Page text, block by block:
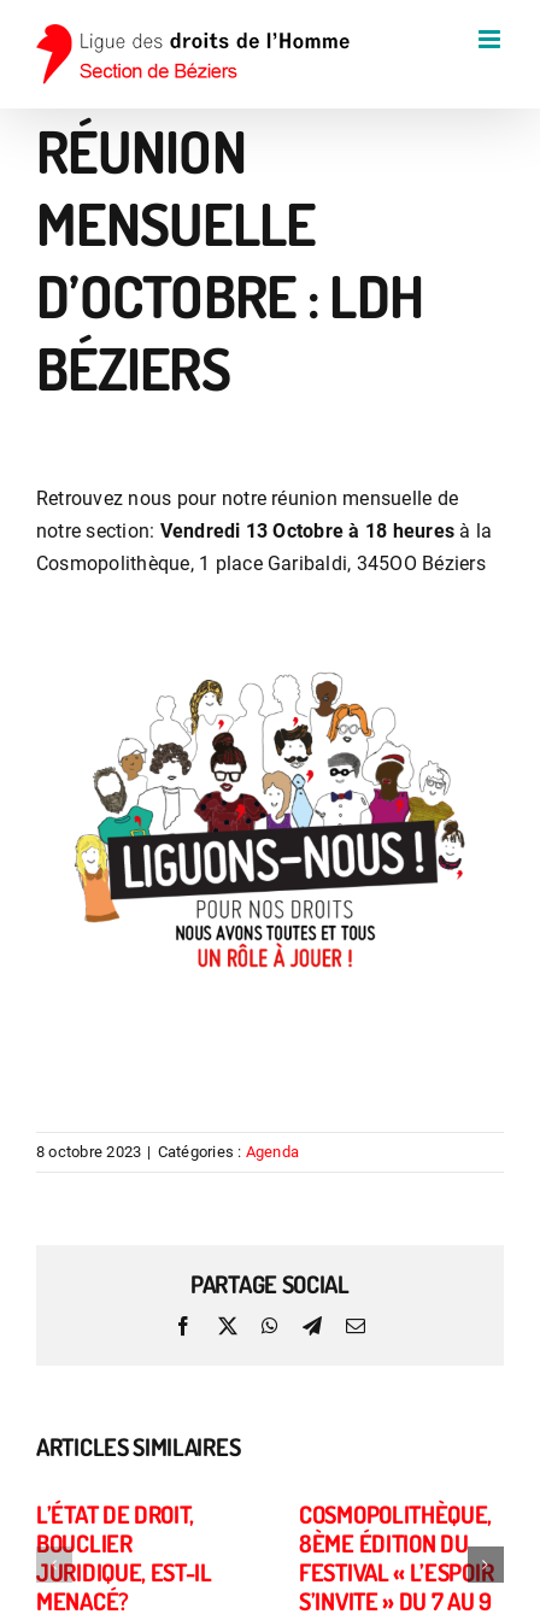
contenu
RÉUNION
MENSUELLE
D’OCTOBRE : LDH
BÉZIERS
Retrouvez nous pour notre réunion mensuelle de
notre section: Vendredi 13 Octobre à 18 heures à la
Cosmopolithèque, 1 place Garibaldi, 345OO Béziers
8 octobre 2023 | Catégories : Agenda
PARTAGE SOCIAL
Facebook
X WhatsApp
TelegramEmail
ARTICLES SIMILAIRES
L’ÉTAT DE DROIT,
BOUCLIER
JURIDIQUE, EST-IL
MENACÉ?
COSMOPOLITHÈQUE,
8ÈME ÉDITION DU
FESTIVAL « L’ESPOIR
S’INVITE » DU 7 AU 9